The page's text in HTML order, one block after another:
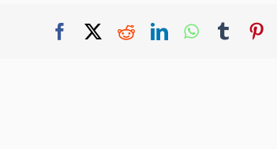
Facebook
X RedditLinkedInWhatsApp